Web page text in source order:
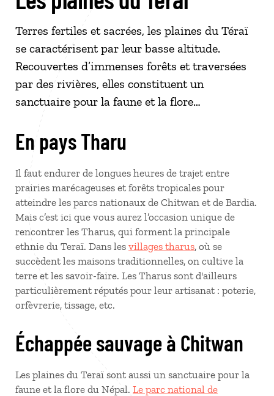
Terres fertiles et sacrées, les plaines du Téraï
se caractérisent par leur basse altitude.
Recouvertes d’immenses forêts et traversées
par des rivières, elles constituent un
sanctuaire pour la faune et la flore…
En pays Tharu
Il faut endurer de longues heures de trajet entre
prairies marécageuses et forêts tropicales pour
atteindre les parcs nationaux de Chitwan et de Bardia.
Mais c’est ici que vous aurez l’occasion unique de
rencontrer les Tharus, qui forment la principale
ethnie du Teraï. Dans les villages tharus, où se
succèdent les maisons traditionnelles, on cultive la
terre et les savoir-faire. Les Tharus sont d'ailleurs
particulièrement réputés pour leur artisanat : poterie,
orfèvrerie, tissage, etc.
Échappée sauvage à Chitwan
Les plaines du Teraï sont aussi un sanctuaire pour la
faune et la flore du Népal. Le parc national de